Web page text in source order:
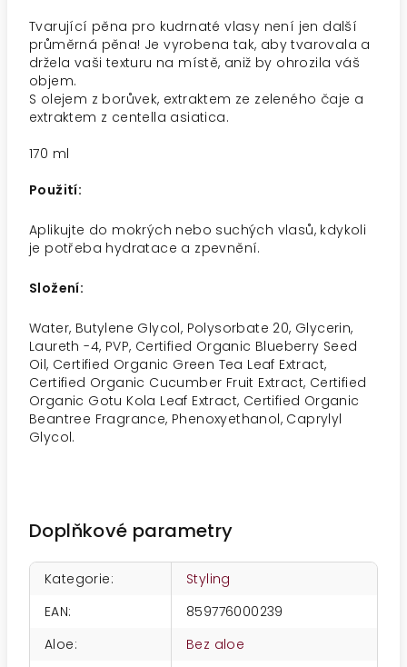
Tvarující pěna pro kudrnaté vlasy není jen další
průměrná pěna! Je vyrobena tak, aby tvarovala a
držela vaši texturu na místě, aniž by ohrozila váš
objem.
S olejem z borůvek, extraktem ze zeleného čaje a
extraktem z centella asiatica.
170 ml
Použití:
Aplikujte do mokrých nebo suchých vlasů, kdykoli
je potřeba hydratace a zpevnění.
Složení:
Water, Butylene Glycol, Polysorbate 20, Glycerin,
Laureth -4, PVP, Certified Organic Blueberry Seed
Oil, Certified Organic Green Tea Leaf Extract,
Certified Organic Cucumber Fruit Extract, Certified
Organic Gotu Kola Leaf Extract, Certified Organic
Beantree Fragrance, Phenoxyethanol, Caprylyl
Glycol.
Doplňkové parametry
Kategorie:
Styling
EAN:
859776000239
Aloe:
Bez aloe